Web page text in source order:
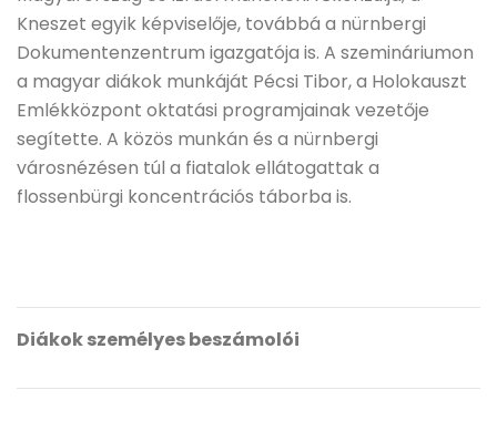
Kneszet egyik képviselője, továbbá a nürnbergi
Dokumentenzentrum igazgatója is. A szemináriumon
a magyar diákok munkáját Pécsi Tibor, a Holokauszt
Emlékközpont oktatási programjainak vezetője
segítette. A közös munkán és a nürnbergi
városnézésen túl a fiatalok ellátogattak a
flossenbürgi koncentrációs táborba is.
Diákok személyes beszámolói